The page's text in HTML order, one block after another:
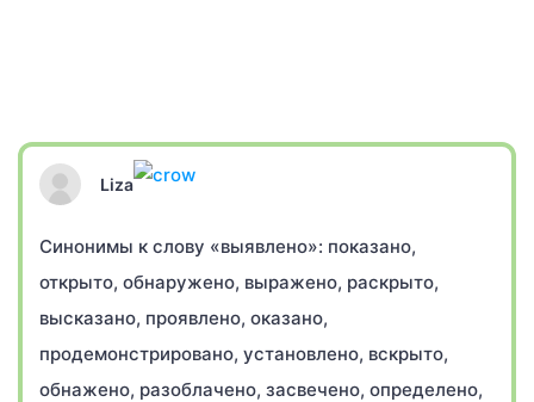
Liza
Синонимы к слову «выявлено»: показано,
открыто, обнаружено, выражено, раскрыто,
высказано, проявлено, оказано,
продемонстрировано, установлено, вскрыто,
обнажено, разоблачено, засвечено, определено,